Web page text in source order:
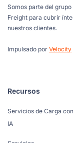
Somos parte del
Freight para cubrir
nuestros clientes.
Impulsado por Velocity
Recursos
Servicios de Carga con
IA